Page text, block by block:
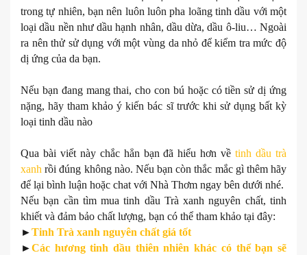
trong tự nhiên, bạn nên luôn luôn pha loãng tinh dầu với một
loại dầu nền như dầu hạnh nhân, dầu dừa, dầu ô-liu… Ngoài
ra nên thử sử dụng với một vùng da nhỏ để kiểm tra mức độ
dị ứng của da bạn.
Nếu bạn đang mang thai, cho con bú hoặc có tiền sử dị ứng
nặng, hãy tham khảo ý kiến bác sĩ trước khi sử dụng bất kỳ
loại tinh dầu nào
Qua bài viết này chắc hẳn bạn đã hiểu hơn vềtinh dầu trà
xanh rồi đúng không nào. Nếu bạn còn thắc mắc gì thêm hãy
để lại bình luận hoặc chat với Nhà Thơm ngay bên dưới nhé.
Nếu bạn cần tìm mua tinh dầu Trà xanh nguyên chất, tinh
khiết và đảm bảo chất lượng, bạn có thể tham khảo tại đây:
►Tinh Trà xanh nguyên chất giá tốt
►Các hương tinh dầu thiên nhiên khác có thể bạn sẽ